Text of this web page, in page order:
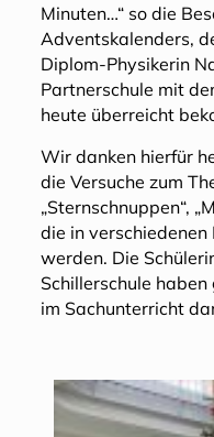
Minuten…“ so die
Adventskalenders,
Diplom-Physikerin
Partnerschule mit
heute überreicht
Wir danken hierfür
die Versuche zum
„Sternschnuppen“,
die in
werden. Die
Schillerschule
im Sachunterricht